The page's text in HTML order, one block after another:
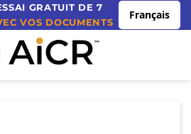
GRATUIT DE 7
VOS DOCUMENTS
Français